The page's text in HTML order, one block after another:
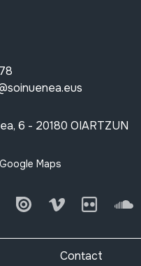
6 - 20180 OIARTZUN
Maps
Youtube Issuu Vimeo Flickr
Contact